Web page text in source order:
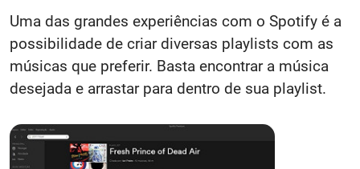
Uma das grandes experiências com o Spotify é a
possibilidade de criar diversas playlists com as
músicas que preferir. Basta encontrar a música
desejada e arrastar para dentro de sua playlist.